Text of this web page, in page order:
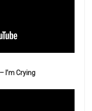
I’m Crying